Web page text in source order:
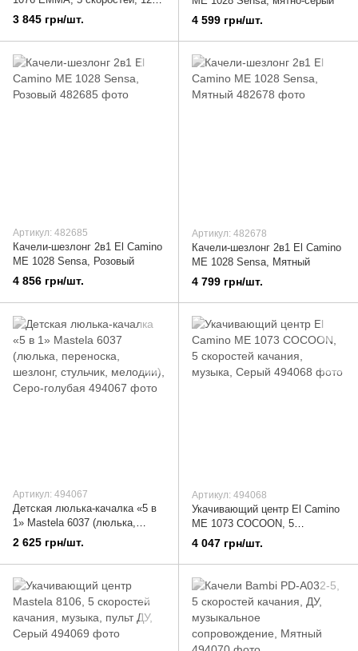
мелодий, пульт ДУ, Бежевый
3 845 грн/шт. 4 599 грн/шт.
Артикул: 482685
Качели-шезлонг 2в1 El Camino
ME 1028 Sensa, Розовый
4 856 грн/шт.
Артикул: 482678
Качели-шезлонг 2в1 El Camino
ME 1028 Sensa, Мятный
4 799 грн/шт.
Артикул: 494067
Детская люлька-качалка «5 в
1» Mastela 6037 (люлька,
переноска, шезлонг, стульчик,
мелодии), Серо-голубая
2 625 грн/шт.
Артикул: 494068
Укачивающий центр El Camino
ME 1073 COCOON, 5
скоростей качания, музыка,
4 047 грн/шт.